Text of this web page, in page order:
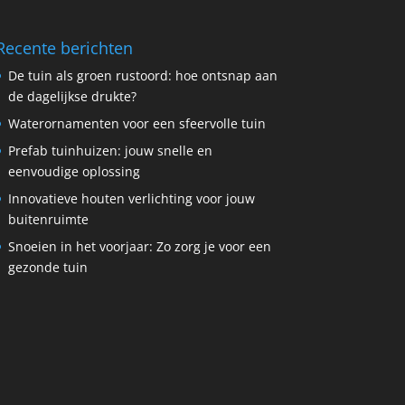
berichten
De tuin als groen rustoord: hoe ontsnap aan
de dagelijkse drukte?
Waterornamenten voor een sfeervolle tuin
Prefab tuinhuizen: jouw snelle en
eenvoudige oplossing
Innovatieve houten verlichting voor jouw
buitenruimte
Snoeien in het voorjaar: Zo zorg je voor een
gezonde tuin